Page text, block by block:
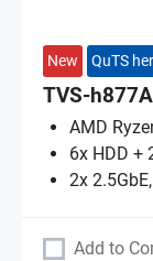
New QuTS
TVS-
AMD
6x HDD +
2x
Add to